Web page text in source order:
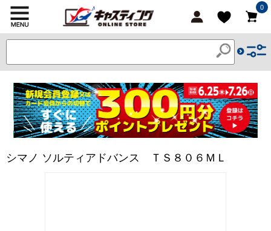
0
シマノ ソルティアドバンス ＴＳ８０６ＭＬ